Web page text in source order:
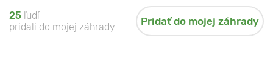
25 ľudí
pridali do mojej záhrady
Pridať do mojej záhrady